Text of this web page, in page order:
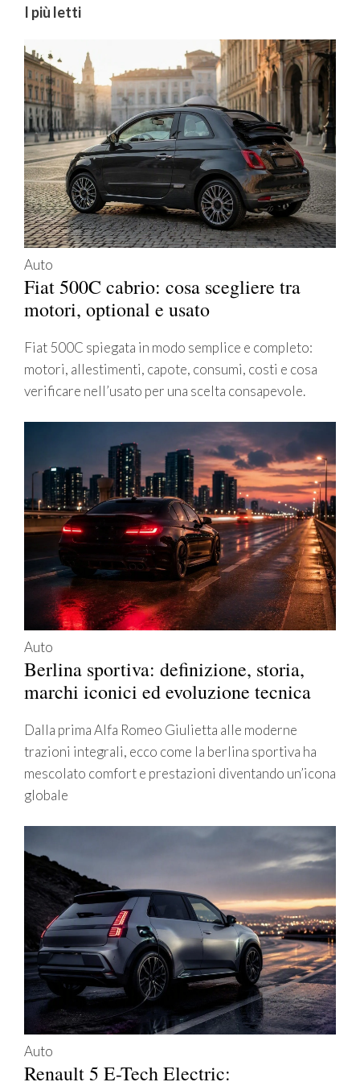
I più letti
Auto
Fiat 500C cabrio: cosa scegliere tra
motori, optional e usato
Fiat 500C spiegata in modo semplice e completo:
motori, allestimenti, capote, consumi, costi e cosa
verificare nell’usato per una scelta consapevole.
Auto
Berlina sportiva: definizione, storia,
marchi iconici ed evoluzione tecnica
Dalla prima Alfa Romeo Giulietta alle moderne
trazioni integrali, ecco come la berlina sportiva ha
mescolato comfort e prestazioni diventando un’icona
globale
Auto
Renault 5 E-Tech Electric: